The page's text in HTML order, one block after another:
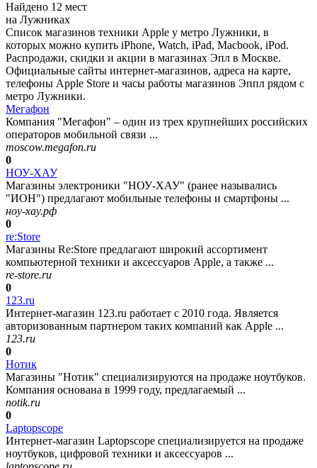
Найдено 12 мест
на Лужниках
Список магазинов техники Apple у метро Лужники, в
которых можно купить iPhone, Watch, iPad, Macbook, iPod.
Распродажи, скидки и акции в магазинах Эпл в Москве.
Официальные сайты интернет-магазинов, адреса на карте,
телефоны Apple Store и часы работы магазинов Эппл рядом с
метро Лужники.
Мегафон
Компания "Мегафон" – один из трех крупнейших российских
операторов мобильной связи ...
moscow.megafon.ru
0
НОУ-ХАУ
Магазины электроники "НОУ-ХАУ" (ранее назывались
"ИОН") предлагают мобильные телефоны и смартфоны ...
ноу-хау.рф
0
re:Store
Магазины Re:Store предлагают широкий ассортимент
компьютерной техники и аксессуаров Apple, а также ...
re-store.ru
0
123.ru
Интернет-магазин 123.ru работает с 2010 года. Является
авторизованным партнером таких компаний как Apple ...
123.ru
0
Нотик
Магазины "Нотик" специализируются на продаже ноутбуков.
Компания основана в 1999 году, предлагаемый ...
notik.ru
0
Laptopscope
Интернет-магазин Laptopscope специализируется на продаже
ноутбуков, цифровой техники и аксессуаров ...